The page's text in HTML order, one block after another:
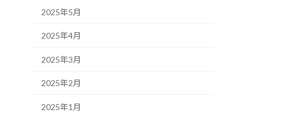
2025年5月
2025年4月
2025年3月
2025年2月
2025年1月